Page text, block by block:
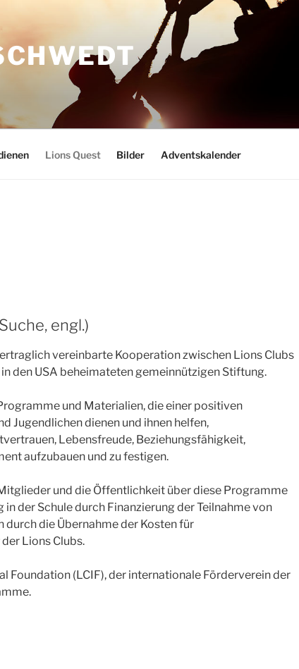
Lions Quest Bilder Adventskalender
engl.)
vereinbarte Kooperation zwischen Lions Clubs
den USA beheimateten gemeinnützigen Stiftung.
und Materialien, die einer positiven
Jugendlichen dienen und ihnen helfen,
Lebensfreude, Beziehungsfähigkeit,
aufzubauen und zu festigen.
und die Öffentlichkeit über diese Programme
der Schule durch Finanzierung der Teilnahme von
durch die Übernahme der Kosten für
Lions Clubs.
Foundation (LCIF), der internationale Förderverein der